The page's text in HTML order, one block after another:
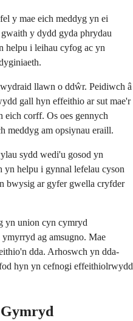
y mae eich meddyg yn ei
y dydd gyda phrydau
helpu i leihau cyfog ac yn
llawn o ddŵr. Peidiwch â
gall hyn effeithio ar sut mae'r
eich corff. Os oes gennych
meddyg am opsiynau eraill.
sydd wedi'u gosod yn
helpu i gynnal lefelau cyson
bwysig ar gyfer gwella cryfder
yn union cyn cymryd
ag amsugno. Mae
dda. Arhoswch yn dda-
hyn yn cefnogi effeithiolrwydd